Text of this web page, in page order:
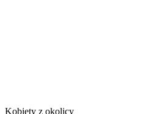
Kobiety z okolicy